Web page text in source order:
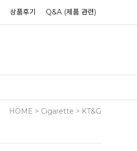
상품후기 Q&A (제품 관련)
HOME > Cigarette > KT&G